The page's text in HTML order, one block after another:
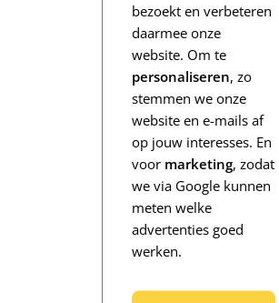
bezoekt en verbeteren
daarmee onze
website. Om te
personaliseren, zo
stemmen we onze
website en e-mails af
op jouw interesses. En
voor marketing, zodat
we via Google kunnen
meten welke
advertenties goed
werken.
De inhoud wordt geladen...